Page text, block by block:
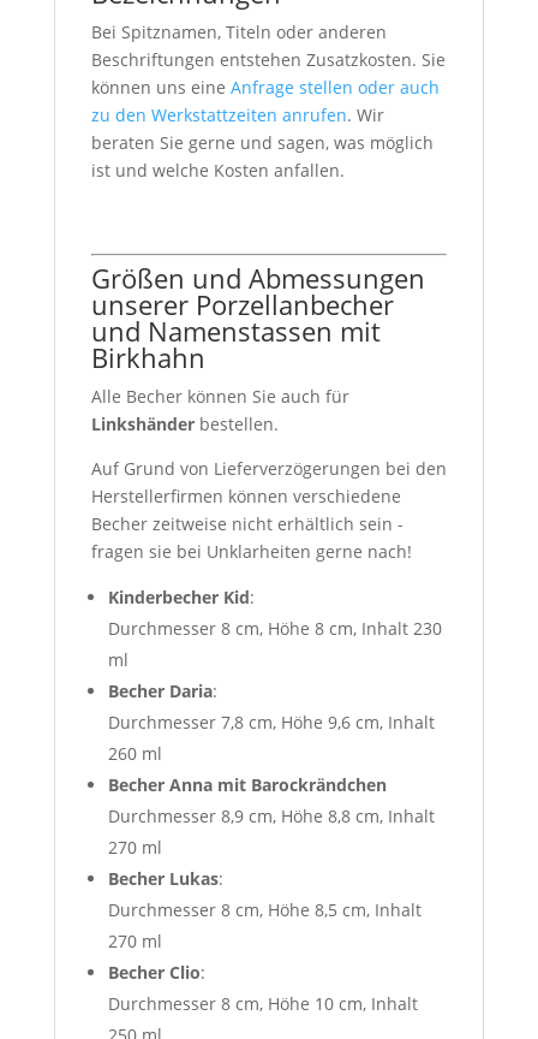
Bei Spitznamen, Titeln oder anderen
Beschriftungen entstehen Zusatzkosten. Sie
können uns eine Anfrage stellen oder auch
zu den Werkstattzeiten anrufen. Wir
beraten Sie gerne und sagen, was möglich
ist und welche Kosten anfallen.
Größen und Abmessungen
unserer Porzellanbecher
und Namenstassen mit
Birkhahn
Alle Becher können Sie auch für
Linkshänderbestellen.
Auf Grund von Lieferverzögerungen bei den
Herstellerfirmen können verschiedene
Becher zeitweise nicht erhältlich sein -
fragen sie bei Unklarheiten gerne nach!
Kinderbecher Kid:
Durchmesser 8 cm, Höhe 8 cm, Inhalt 230
ml
Becher Daria:
Durchmesser 7,8 cm, Höhe 9,6 cm, Inhalt
260 ml
Becher Anna mit Barockrändchen
Durchmesser 8,9 cm, Höhe 8,8 cm, Inhalt
270 ml
Becher Lukas:
Durchmesser 8 cm, Höhe 8,5 cm, Inhalt
270 ml
Becher Clio:
Durchmesser 8 cm, Höhe 10 cm, Inhalt